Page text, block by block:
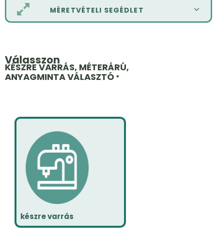
MÉRETVÉTELI SEGÉDLET
Válasszon
KÉSZRE VARRÁS, MÉTERÁRÚ,
ANYAGMINTA VÁLASZTÓ *
készre varrás